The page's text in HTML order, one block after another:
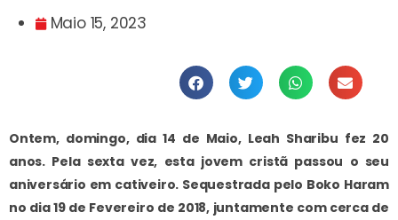
Maio 15, 2023
Ontem, domingo, dia 14 de Maio, Leah Sharibu fez 20
anos. Pela sexta vez, esta jovem cristã passou o seu
aniversário em cativeiro. Sequestrada pelo Boko Haram
no dia 19 de Fevereiro de 2018, juntamente com cerca de